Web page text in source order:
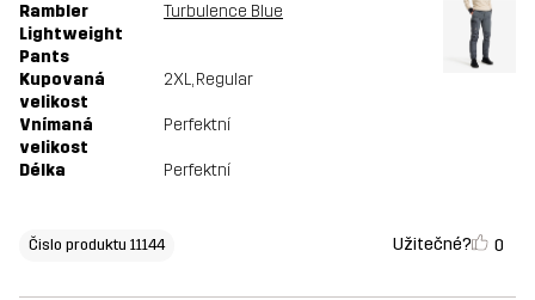
Rambler
Lightweight
Pants
Turbulence Blue
Kupovaná
velikost
2XL, Regular
Vnímaná
velikost
Perfektní
Délka Perfektní
Čislo produktu 11144 Užitečné? 0